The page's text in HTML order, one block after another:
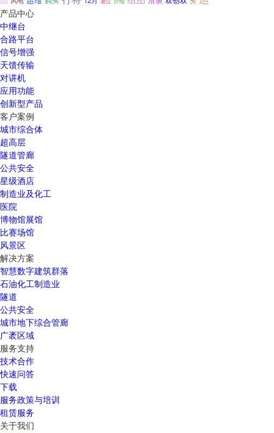
产品中心
中继台
合路平台
信号增强
天馈传输
对讲机
应用功能
创新型产品
客户案例
城市综合体
超高层
隧道管廊
公共安全
星级酒店
制造业及化工
医院
博物馆展馆
比赛场馆
风景区
解决方案
智慧数字建筑群落
石油化工制造业
隧道
公共安全
城市地下综合管廊
广袤区域
服务支持
技术合作
快速问答
下载
服务政策与培训
租赁服务
关于我们